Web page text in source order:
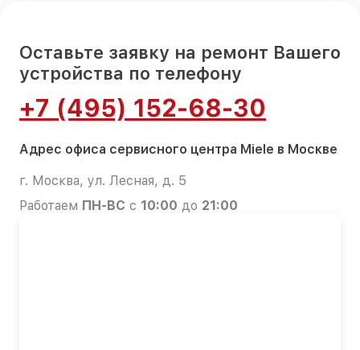
Оставьте заявку на ремонт Вашего
устройства по телефону
+7 (495) 152-68-30
Адрес офиса сервисного центра Miele в Москве
г. Москва, ул. Лесная, д. 5
Работаем ПН-ВС с 10:00 до 21:00